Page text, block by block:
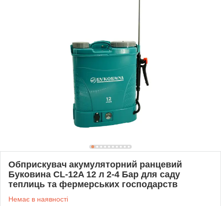
Обприскувач акумуляторний ранцевий
Буковина CL-12A 12 л 2-4 Бар для саду
теплиць та фермерських господарств
Немає в наявності